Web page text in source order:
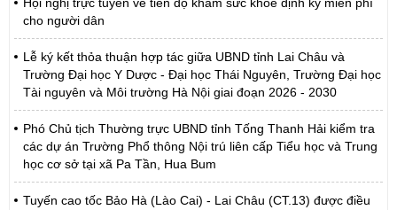
cho người dân
Lễ ký kết thỏa thuận hợp tác giữa UBND tỉnh Lai Châu và
Trường Đại học Y Dược - Đại học Thái Nguyên, Trường Đại học
Tài nguyên và Môi trường Hà Nội giai đoạn 2026 - 2030
Phó Chủ tịch Thường trực UBND tỉnh Tống Thanh Hải kiểm tra
các dự án Trường Phổ thông Nội trú liên cấp Tiểu học và Trung
học cơ sở tại xã Pa Tần, Hua Bum
Tuyến cao tốc Bảo Hà (Lào Cai) - Lai Châu (CT.13) được điều